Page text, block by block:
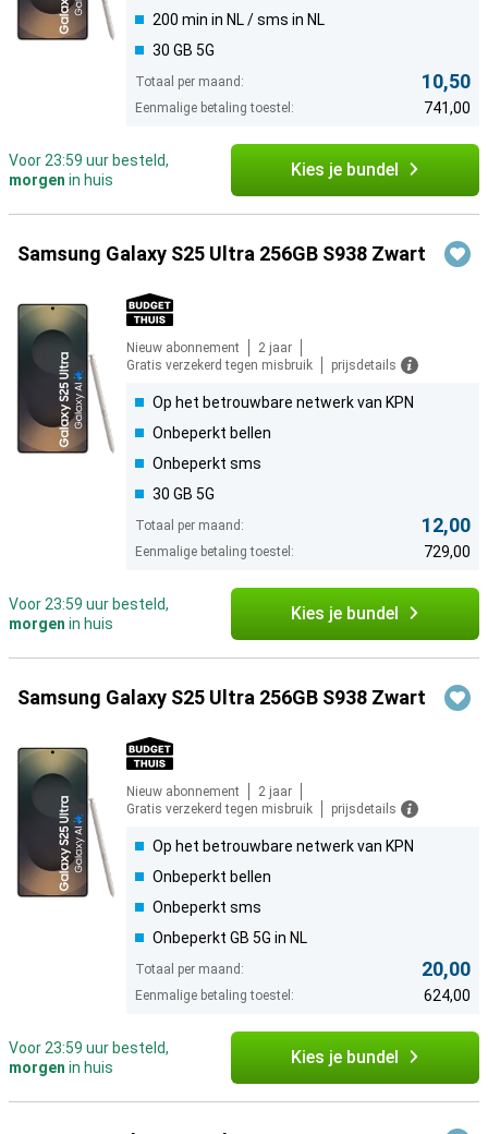
200 min in NL / sms in NL
30 GB 5G
Totaal per maand: 10,50
Eenmalige betaling toestel: 741,00
Voor 23:59 uur besteld,
morgen in huis Kies je bundel
Samsung Galaxy S25 Ultra 256GB S938 Zwart
Nieuw abonnement
2 jaar
Gratis verzekerd tegen misbruik
prijsdetails
Op het betrouwbare netwerk van KPN
Onbeperkt bellen
Onbeperkt sms
30 GB 5G
Totaal per maand: 12,00
Eenmalige betaling toestel: 729,00
Voor 23:59 uur besteld,
morgen in huis Kies je bundel
Samsung Galaxy S25 Ultra 256GB S938 Zwart
Nieuw abonnement
2 jaar
Gratis verzekerd tegen misbruik
prijsdetails
Op het betrouwbare netwerk van KPN
Onbeperkt bellen
Onbeperkt sms
Onbeperkt GB 5G in NL
Totaal per maand: 20,00
Eenmalige betaling toestel: 624,00
Voor 23:59 uur besteld,
morgen in huis Kies je bundel